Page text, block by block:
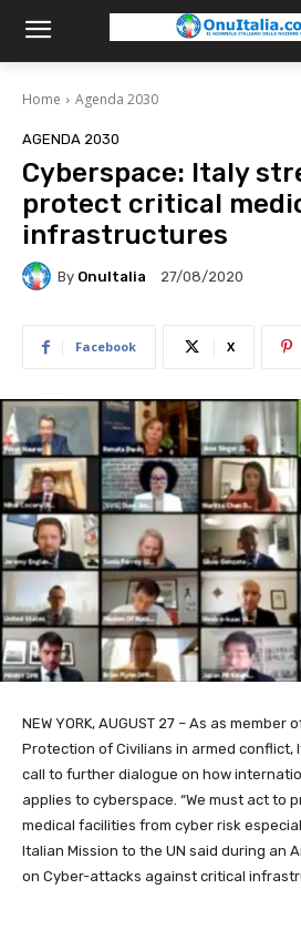
Home Agenda 2030
AGENDA 2030
Cyberspace: Italy
protect critical
infrastructures
By OnuItalia 27/08/2020
Facebook X
NEW YORK, AUGUST 27 – As as
Protection of Civilians in armed conflict,
call to further dialogue on how
applies to cyberspace. “We must act to
medical facilities from cyber risk
Italian Mission to the UN said during an
on Cyber-attacks against critical